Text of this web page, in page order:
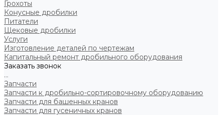
Грохоты
Конусные дробилки
Питатели
Щековые дробилки
Услуги
Изготовление деталей по чертежам
Капитальный ремонт дробильного оборудования
Заказать звонок
...
Запчасти
Запчасти к дробильно-сортировочному оборудованию
Запчасти для башенных кранов
Запчасти для гусеничных кранов